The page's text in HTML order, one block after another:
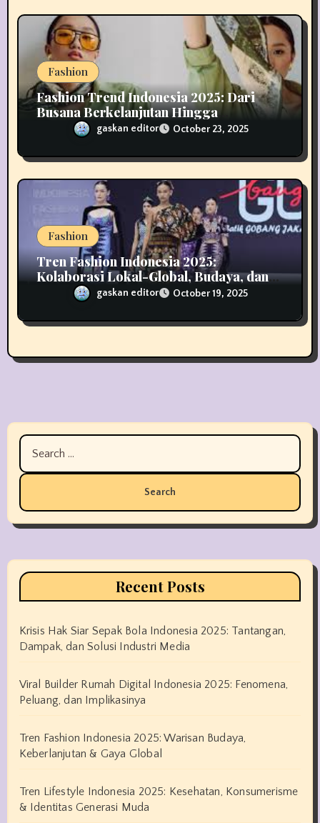
Fashion
Fashion Trend Indonesia 2025: Dari
Busana Berkelanjutan Hingga
Teknologi Smart Wear di Tanah Air
gaskan editor October 23, 2025
Fashion
Tren Fashion Indonesia 2025:
Kolaborasi Lokal-Global, Budaya, dan
Digitalisasigaskan editor October 19, 2025
Search
for:
Recent Posts
Krisis Hak Siar Sepak Bola Indonesia 2025: Tantangan,
Dampak, dan Solusi Industri Media
Viral Builder Rumah Digital Indonesia 2025: Fenomena,
Peluang, dan Implikasinya
Tren Fashion Indonesia 2025: Warisan Budaya,
Keberlanjutan & Gaya Global
Tren Lifestyle Indonesia 2025: Kesehatan, Konsumerisme
& Identitas Generasi Muda